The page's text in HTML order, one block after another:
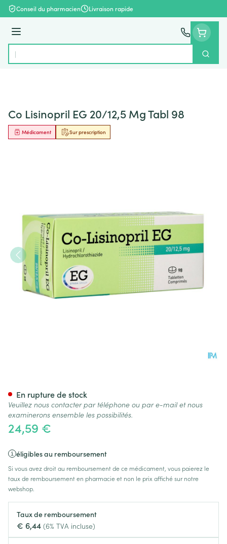
Aller au contenu
Conseil du pharmacien Livraison rapide
Menu
Rechercher
Co Lisinopril EG 20/12,5 Mg Tabl 98
Sur prescription
Médicament
24,59 €
éligibles au remboursement
Si vous avez droit au remboursement de ce médicament, vous paierez le
taux de remboursement en pharmacie et non le prix affiché sur notre
webshop.
Taux de remboursement
€ 6,44 (6% TVA incluse)
En rupture de stock
Veuillez nous contacter par téléphone ou par e-mail et nous
examinerons ensemble les possibilités.